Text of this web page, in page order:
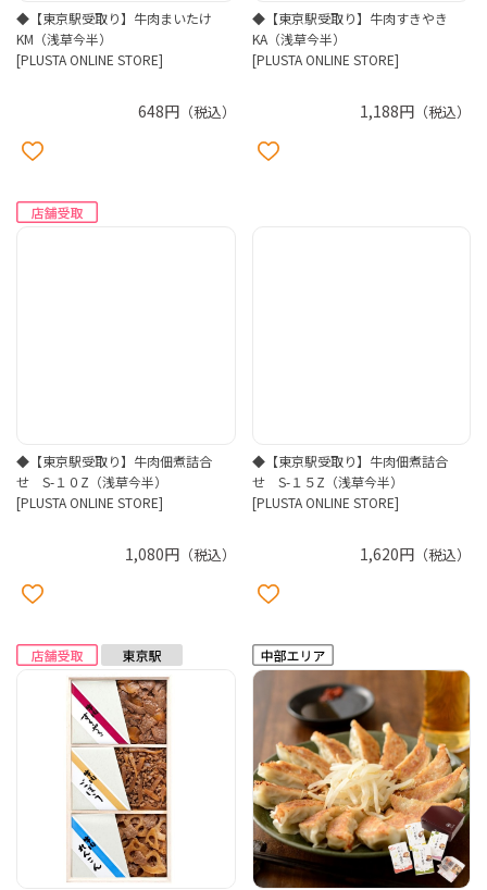
◆【東京駅受取り】牛肉まいたけ
KM（浅草今半）
[PLUSTA ONLINE STORE]
648円（税込）
◆【東京駅受取り】牛肉すきやき
KA（浅草今半）
[PLUSTA ONLINE STORE]
1,188円 （税込）
◆【東京駅受取り】牛肉佃煮詰合
せ S-１０Z（浅草今半）
[PLUSTA ONLINE STORE]
1,080円（税込）
◆【東京駅受取り】牛肉佃煮詰合
せ S-１５Z（浅草今半）
[PLUSTA ONLINE STORE]
1,620円 （税込）